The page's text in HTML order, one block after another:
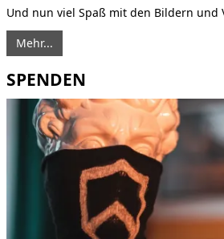
Und nun viel Spaß mit den Bildern und
Mehr...
SPENDEN